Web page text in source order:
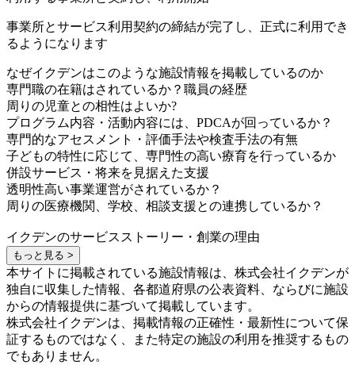
事業所とサービス利用契約の締結が完了し、正式に利用でき
るようになります
なぜイクデンはこのような施設情報を掲載しているのか
専門職の在籍はされているか？職員の経歴
周りの児童との相性はよいか?
プログラム内容・活動内容には、PDCAが回っているか？
専門的なアセスメント・評価手法や検査手法の有無
子どもの特性に応じて、専門性の高い療育を行っているか
併設サービス・将来を見据えた支援
透明性高い事業運営がされているか？
周りの医療機関、学校、相談支援との連携しているか？
イクデンのサービスストーリー・創業の理由
もっと見る >
本サイトに掲載されている施設情報は、株式会社イクデンが
独自に収集した情報、各都道府県の公表資料、ならびに施設
からの情報提供に基づいて掲載しています。
株式会社イクデンは、掲載情報の正確性・最新性について保
証するものではなく、また特定の施設の利用を推奨するもの
でもありません。